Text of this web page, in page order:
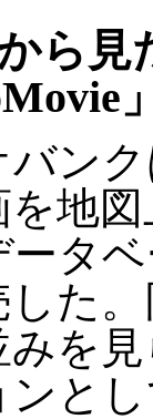
ら見
ンク
を地
ータ
した
みを
ンと